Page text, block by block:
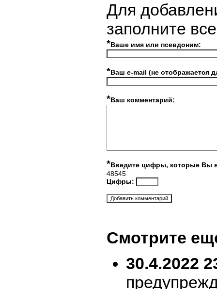
Для
заполните
*Ваше имя или псевдоним:
*Ваш e-mail (не отображается
*Ваш комментарий:
*Введите цифры, которые Вы
48545
Цифры:
Смотрите
30.4.2022